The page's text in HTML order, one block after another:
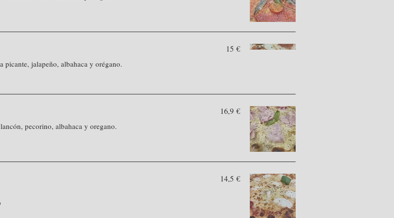
picante, jalapeño, albahaca y orégano.
15 €
pecorino, albahaca y oregano.
16,9 €
14,5 €